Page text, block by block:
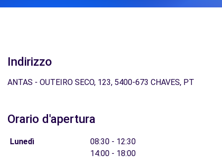
Indirizzo
ANTAS - OUTEIRO SECO, 123, 5400-673 CHAVES, PT
Orario d'apertura
Lunedì
08:30 - 12:30
14:00 - 18:00